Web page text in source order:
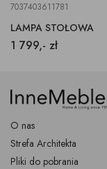
7037403611781
LAMPA STOŁOWA
1 799,- zł
O nas
Strefa Architekta
Pliki do pobrania